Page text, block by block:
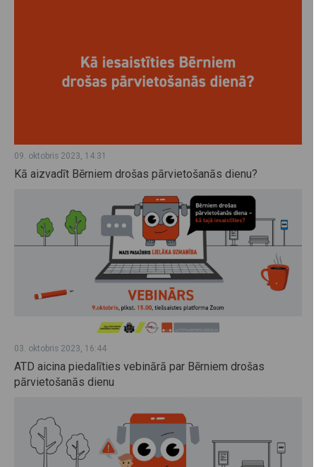
09. oktobris 2023, 14:31
Kā aizvadīt Bērniem drošas pārvietošanās dienu?
03. oktobris 2023, 16:44
ATD aicina piedalīties vebinārā par Bērniem drošas
pārvietošanās dienu